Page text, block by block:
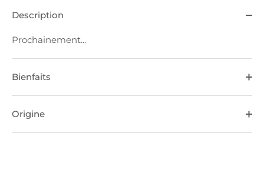
Description
Prochainement...
Bienfaits
Origine